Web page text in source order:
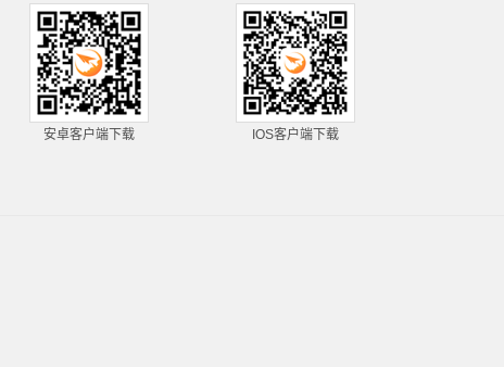
安卓客户端下载 IOS客户端下载